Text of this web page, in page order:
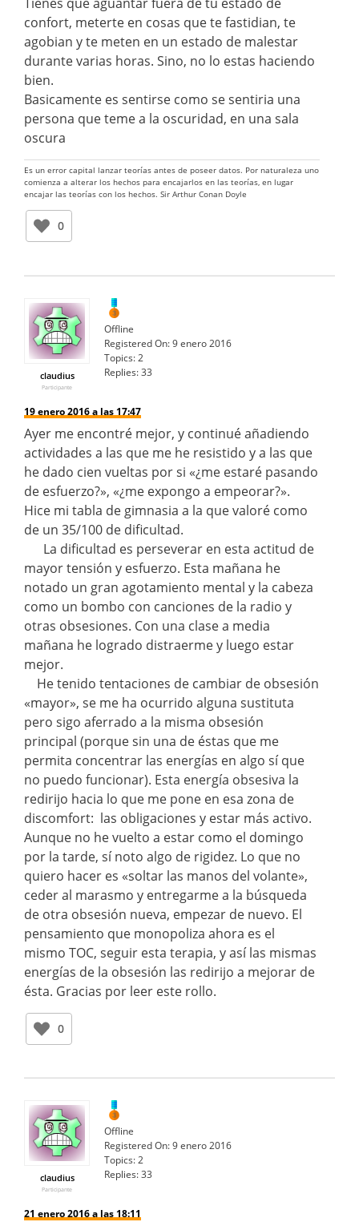
confort, meterte en cosas que te fastidian, te
agobian y te meten en un estado de malestar
durante varias horas. Sino, no lo estas haciendo
bien.
Basicamente es sentirse como se sentiria una
persona que teme a la oscuridad, en una sala
oscura
Es un error capital lanzar teorías antes de poseer datos. Por naturaleza uno
comienza a alterar los hechos para encajarlos en las teorías, en lugar
encajar las teorías con los hechos. Sir Arthur Conan Doyle
0
claudius
Participante
Offline
Registered On:9 enero 2016
Topics:2
Replies:33
19 enero 2016 a las 17:47
Ayer me encontré mejor, y continué añadiendo
actividades a las que me he resistido y a las que
he dado cien vueltas por si «¿me estaré pasando
de esfuerzo?», «¿me expongo a empeorar?».
Hice mi tabla de gimnasia a la que valoré como
de un 35/100 de dificultad.
La dificultad es perseverar en esta actitud de
mayor tensión y esfuerzo. Esta mañana he
notado un gran agotamiento mental y la cabeza
como un bombo con canciones de la radio y
otras obsesiones. Con una clase a media
mañana he logrado distraerme y luego estar
mejor.
He tenido tentaciones de cambiar de obsesión
«mayor», se me ha ocurrido alguna sustituta
pero sigo aferrado a la misma obsesión
principal (porque sin una de éstas que me
permita concentrar las energías en algo sí que
no puedo funcionar). Esta energía obsesiva la
redirijo hacia lo que me pone en esa zona de
discomfort: las obligaciones y estar más activo.
Aunque no he vuelto a estar como el domingo
por la tarde, sí noto algo de rigidez. Lo que no
quiero hacer es «soltar las manos del volante»,
ceder al marasmo y entregarme a la búsqueda
de otra obsesión nueva, empezar de nuevo. El
pensamiento que monopoliza ahora es el
mismo TOC, seguir esta terapia, y así las mismas
energías de la obsesión las redirijo a mejorar de
ésta. Gracias por leer este rollo.
0
claudius
Participante
Offline
Registered On:9 enero 2016
Topics:2
Replies:33
21 enero 2016 a las 18:11